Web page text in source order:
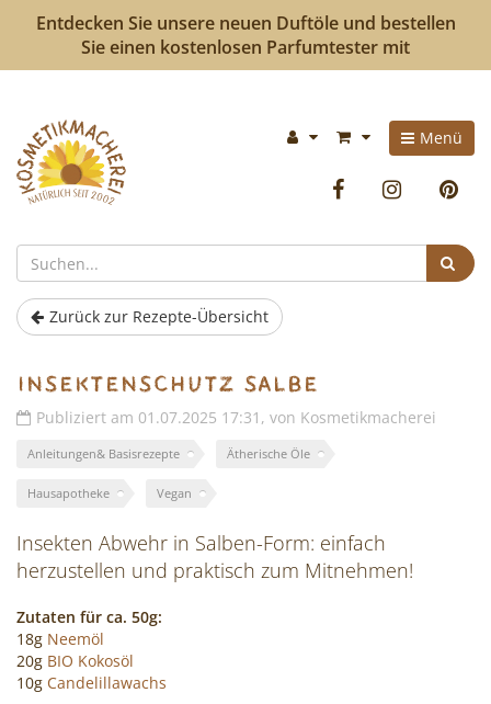
Entdecken Sie unsere neuen Duftöle und bestellen
Sie einen kostenlosen Parfumtester mit
Kosmetikmacherei
-
selbermachen
ist
so
einfach
wie
bunte
Cocktails
mixen!
Im
Menü
Facebook
Zurück zur Rezepte-Übersicht
Insektenschutz Salbe
Publiziert am 01.07.2025 17:31, von Kosmetikmacherei
Anleitungen& Basisrezepte Ätherische Öle
Hausapotheke Vegan
Insekten Abwehr in Salben-Form: einfach
herzustellen und praktisch zum Mitnehmen!
Zutaten für ca. 50g:
18g Neemöl
20g BIO Kokosöl
10g Candelillawachs